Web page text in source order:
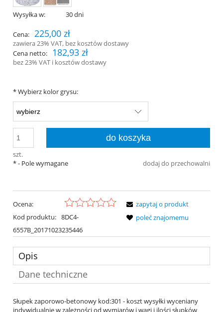
Wysyłka w: 30 dni
Cena: 225,00 zł
zawiera 23% VAT, bez kosztów dostawy
Cena netto:
182,93 zł
bez 23% VAT i kosztów dostawy
*Wybierz kolor grysu:
szt.
do koszyka
dodaj do przechowalni
*- Pole wymagane
Ocena:
Kod produktu: 8DC4-
6557B_20171023235446
zapytaj o produkt
poleć znajomemu
Opis
Dane techniczne
Słupek zaporowo-betonowy kod:301 - koszt wysyłki wyceniany
indywidualnie w zależności od wymiarów i wagi i ilości słupków